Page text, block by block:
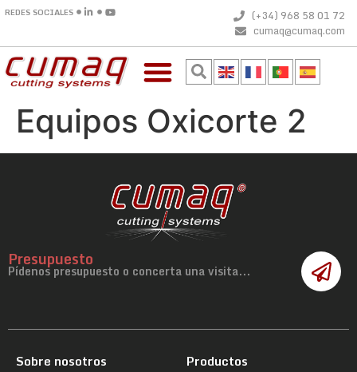
REDES SOCIALES
(+34) 968 58 01 72
cumaq@cumaq.com
Equipos Oxicorte 2
Presupuesto
Pídenos presupuesto o concerta una visita...
Sobre nosotros
Productos